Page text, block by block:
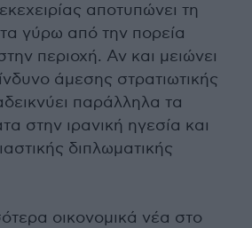
αποτυπώνει τη
γύρω από την πορεία
περιοχή. Αν και μειώνει
άμεσης στρατιωτικής
παράλληλα τα
στην ιρανική ηγεσία και
διπλωματικής
οικονομικά νέα στο